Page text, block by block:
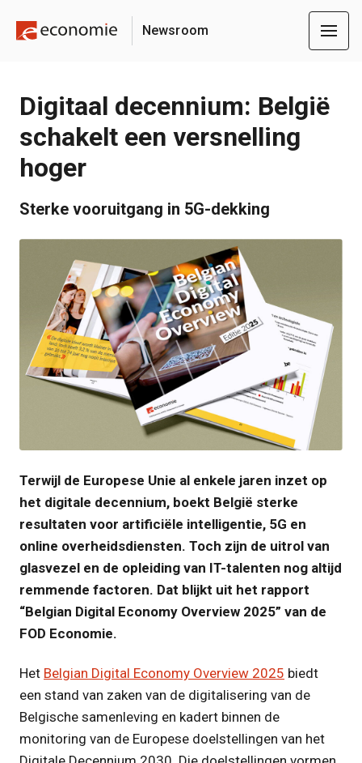
Newsroom
Digitaal decennium: België
schakelt een versnelling
hoger
Sterke vooruitgang in 5G-dekking
Terwijl de Europese Unie al enkele jaren inzet op
het digitale decennium, boekt België sterke
resultaten voor artificiële intelligentie, 5G en
online overheidsdiensten. Toch zijn de uitrol van
glasvezel en de opleiding van IT-talenten nog altijd
remmende factoren. Dat blijkt uit het rapport
“Belgian Digital Economy Overview 2025” van de
FOD Economie.
Het Belgian Digital Economy Overview 2025 biedt
een stand van zaken van de digitalisering van de
Belgische samenleving en kadert binnen de
monitoring van de Europese doelstellingen van het